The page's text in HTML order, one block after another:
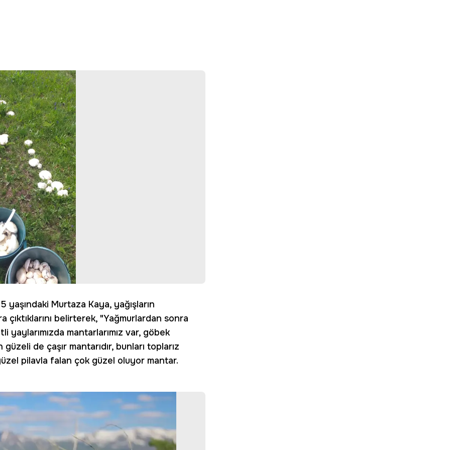
Murtaza Kaya, yağışların
belirterek, "Yağmurlardan sonra
yaylarımızda mantarlarımız var, göbek
de çaşır mantarıdır, bunları toplarız
pilavla falan çok güzel oluyor mantar.